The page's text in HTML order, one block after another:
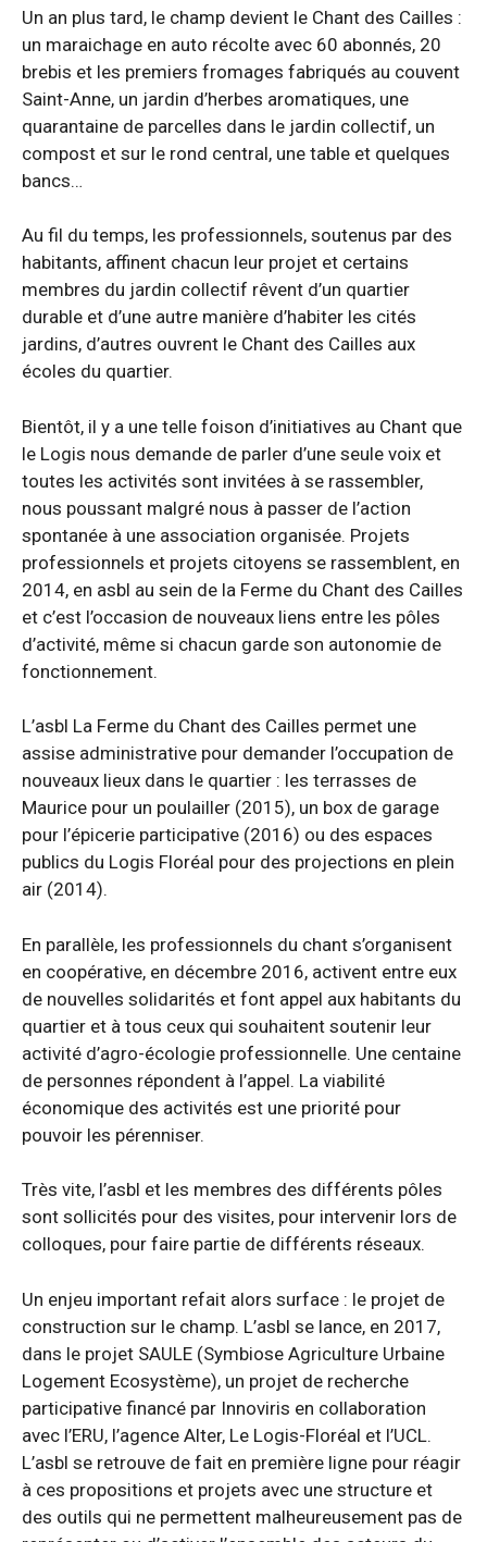
Un an plus tard, le champ devient le Chant des Cailles :
un maraichage en auto récolte avec 60 abonnés, 20
brebis et les premiers fromages fabriqués au couvent
Saint-Anne, un jardin d’herbes aromatiques, une
quarantaine de parcelles dans le jardin collectif, un
compost et sur le rond central, une table et quelques
bancs…
Au fil du temps, les professionnels, soutenus par des
habitants, affinent chacun leur projet et certains
membres du jardin collectif rêvent d’un quartier
durable et d’une autre manière d’habiter les cités
jardins, d’autres ouvrent le Chant des Cailles aux
écoles du quartier.
Bientôt, il y a une telle foison d’initiatives au Chant que
le Logis nous demande de parler d’une seule voix et
toutes les activités sont invitées à se rassembler,
nous poussant malgré nous à passer de l’action
spontanée à une association organisée. Projets
professionnels et projets citoyens se rassemblent, en
2014, en asbl au sein de la Ferme du Chant des Cailles
et c’est l’occasion de nouveaux liens entre les pôles
d’activité, même si chacun garde son autonomie de
fonctionnement.
L’asbl La Ferme du Chant des Cailles permet une
assise administrative pour demander l’occupation de
nouveaux lieux dans le quartier : les terrasses de
Maurice pour un poulailler (2015), un box de garage
pour l’épicerie participative (2016) ou des espaces
publics du Logis Floréal pour des projections en plein
air (2014).
En parallèle, les professionnels du chant s’organisent
en coopérative, en décembre 2016, activent entre eux
de nouvelles solidarités et font appel aux habitants du
quartier et à tous ceux qui souhaitent soutenir leur
activité d’agro-écologie professionnelle. Une centaine
de personnes répondent à l’appel. La viabilité
économique des activités est une priorité pour
pouvoir les pérenniser.
Très vite, l’asbl et les membres des différents pôles
sont sollicités pour des visites, pour intervenir lors de
colloques, pour faire partie de différents réseaux.
Un enjeu important refait alors surface : le projet de
construction sur le champ. L’asbl se lance, en 2017,
dans le projet SAULE (Symbiose Agriculture Urbaine
Logement Ecosystème), un projet de recherche
participative financé par Innoviris en collaboration
avec l’ERU, l’agence Alter, Le Logis-Floréal et l’UCL.
L’asbl se retrouve de fait en première ligne pour réagir
à ces propositions et projets avec une structure et
des outils qui ne permettent malheureusement pas de